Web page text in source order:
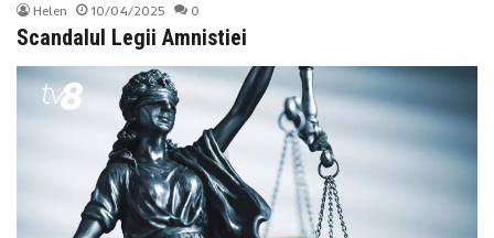
Helen 10/04/2025 0
Scandalul Legii Amnistiei